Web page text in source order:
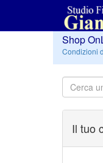
Shop
Condizioni
Il tuo